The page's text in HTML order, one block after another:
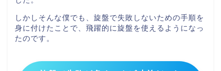
しかしそんな僕でも、旋盤で失敗しないための手順を
身に付けたことで、飛躍的に旋盤を使えるようになっ
たのです。